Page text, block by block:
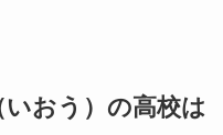
いおう）の高校は